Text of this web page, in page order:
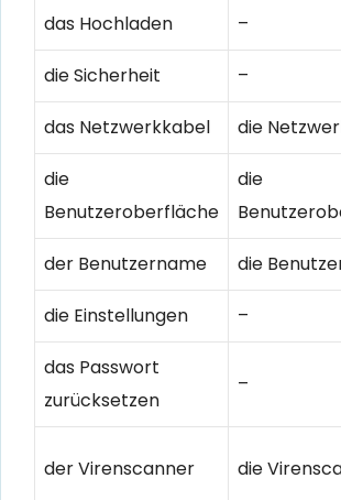
das Hochladen –
die Sicherheit –
das Netzwerkkabel die
die
Benutzeroberfläche
die
der Benutzername die
die Einstellungen –
das Passwort
zurücksetzen
–
der Virenscanner die